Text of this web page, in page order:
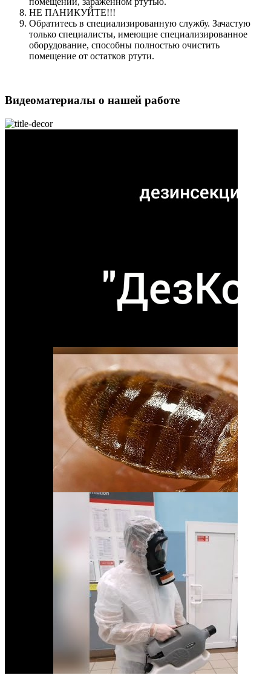
НЕ ПАНИКУЙТЕ!!!
Обратитесь в специализированную службу. Зачастую
только специалисты, имеющие специализированное
оборудование, способны полностью очистить
помещение от остатков ртути.
Видеоматериалы о нашей работе